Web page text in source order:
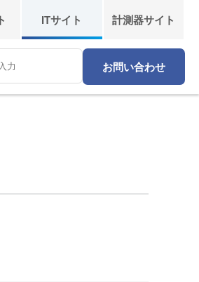
ITサイト 計測器サイト
お問い合わせ